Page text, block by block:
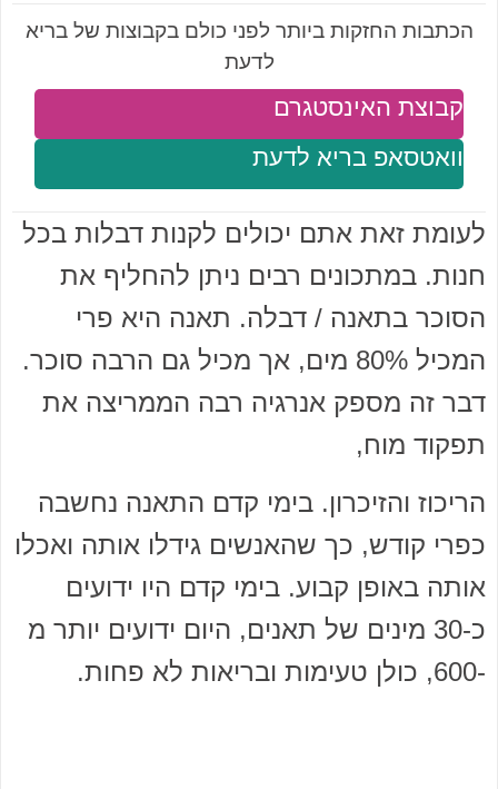
הכתבות החזקות ביותר לפני כולם בקבוצות של בריא
לדעת
וואטסאפ בריא לדעת
קבוצת האינסטגרם
לעומת זאת אתם יכולים לקנות דבלות בכל
חנות. במתכונים רבים ניתן להחליף את
הסוכר בתאנה / דבלה. תאנה היא פרי
המכיל 80% מים, אך מכיל גם הרבה סוכר.
דבר זה מספק אנרגיה רבה הממריצה את
תפקוד מוח,
הריכוז והזיכרון. בימי קדם התאנה נחשבה
כפרי קודש, כך שהאנשים גידלו אותה ואכלו
אותה באופן קבוע. בימי קדם היו ידועים
כ-30 מינים של תאנים, היום ידועים יותר מ
-600, כולן טעימות ובריאות לא פחות.